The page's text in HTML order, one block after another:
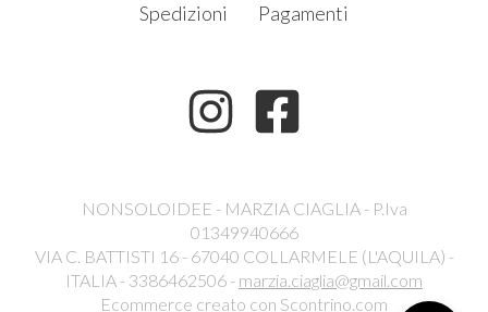
Spedizioni
Pagamenti
NONSOLOIDEE - MARZIA CIAGLIA - P.Iva
01349940666
VIA C. BATTISTI 16 - 67040 COLLARMELE (L'AQUILA) -
ITALIA - 3386462506 - marzia.ciaglia@gmail.com
Ecommerce creato con Scontrino.com